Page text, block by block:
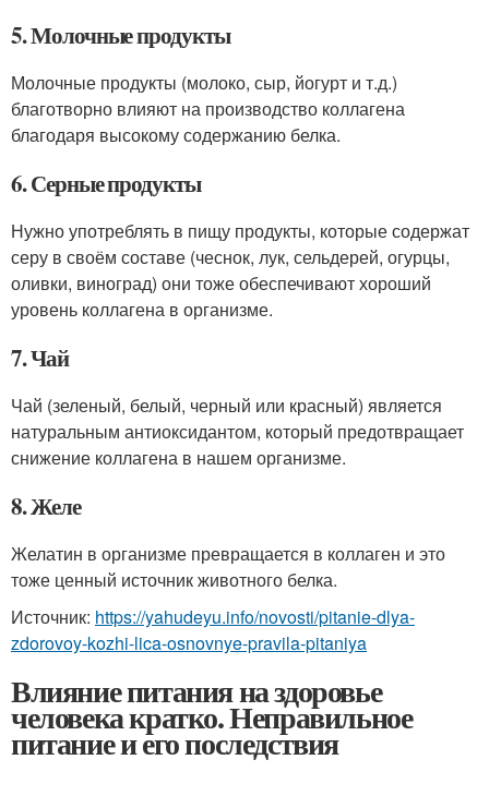
5. Молочные продукты
Молочные продукты (молоко, сыр, йогурт и т.д.)
благотворно влияют на производство коллагена
благодаря высокому содержанию белка.
6. Серные продукты
Нужно употреблять в пищу продукты, которые содержат
серу в своём составе (чеснок, лук, сельдерей, огурцы,
оливки, виноград) они тоже обеспечивают хороший
уровень коллагена в организме.
7. Чай
Чай (зеленый, белый, черный или красный) является
натуральным антиоксидантом, который предотвращает
снижение коллагена в нашем организме.
8. Желе
Желатин в организме превращается в коллаген и это
тоже ценный источник животного белка.
Источник: https://yahudeyu.info/novosti/pitanie-dlya-
zdorovoy-kozhi-lica-osnovnye-pravila-pitaniya
Влияние питания на здоровье
человека кратко. Неправильное
питание и его последствия